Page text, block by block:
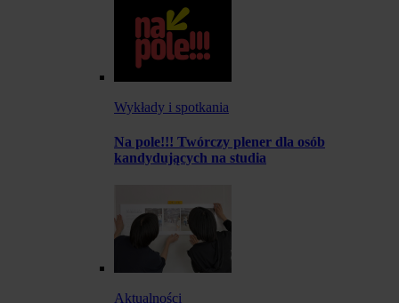
Wykłady i spotkania
Na pole!!! Twórczy plener dla osób
kandydujących na studia
Aktualności